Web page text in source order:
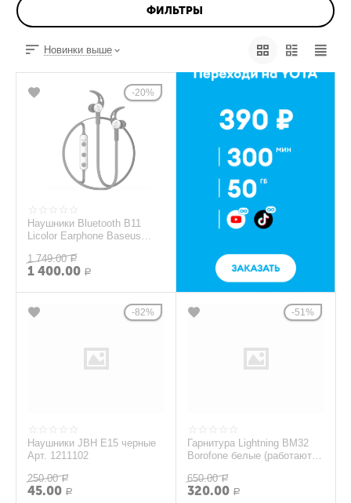
ФИЛЬТРЫ
Новинки выше
20%
Наушники Bluetooth B11
Licolor Earphone Baseus
1 749.00 Р
1 400.00 Р
82%
Наушники JBH E15 черные
Арт. 1211102
250.00 Р
45.00 Р
51%
Гарнитура Lightning BM32
Borofone белые (работают
650.00 Р
320.00 Р